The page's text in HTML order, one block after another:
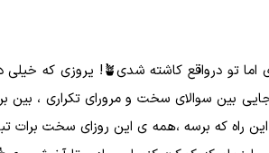
بعضی وقتا که توی شرایط
ی مسیر شناخت خودته !🪞 یه روزی یه جایی بین سوالای
راه که برسه ،همه ی این روزای سخت